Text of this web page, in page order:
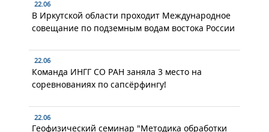
22.06
В Иркутской области проходит Международное
совещание по подземным водам востока России
22.06
Команда ИНГГ СО РАН заняла 3 место на
соревнованиях по сапсёрфингу!
22.06
Геофизический семинар "Методика обработки